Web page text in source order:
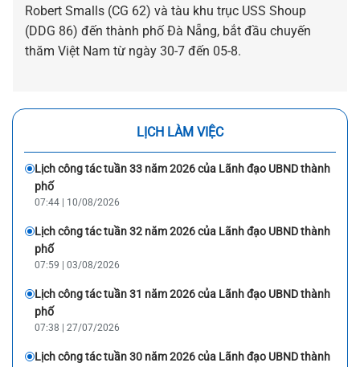
Robert Smalls (CG 62) và tàu khu trục USS Shoup
(DDG 86) đến thành phố Đà Nẵng, bắt đầu chuyến
thăm Việt Nam từ ngày 30-7 đến 05-8.
LỊCH LÀM VIỆC
Lịch công tác tuần 33 năm 2026 của Lãnh đạo UBND thành
phố
07:44 | 10/08/2026
Lịch công tác tuần 32 năm 2026 của Lãnh đạo UBND thành
phố
07:59 | 03/08/2026
Lịch công tác tuần 31 năm 2026 của Lãnh đạo UBND thành
phố
07:38 | 27/07/2026
Lịch công tác tuần 30 năm 2026 của Lãnh đạo UBND thành